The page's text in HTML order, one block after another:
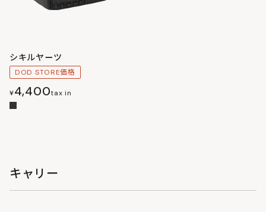
シキルヤーツ
DOD STORE価格
¥4,400tax in
キャリー